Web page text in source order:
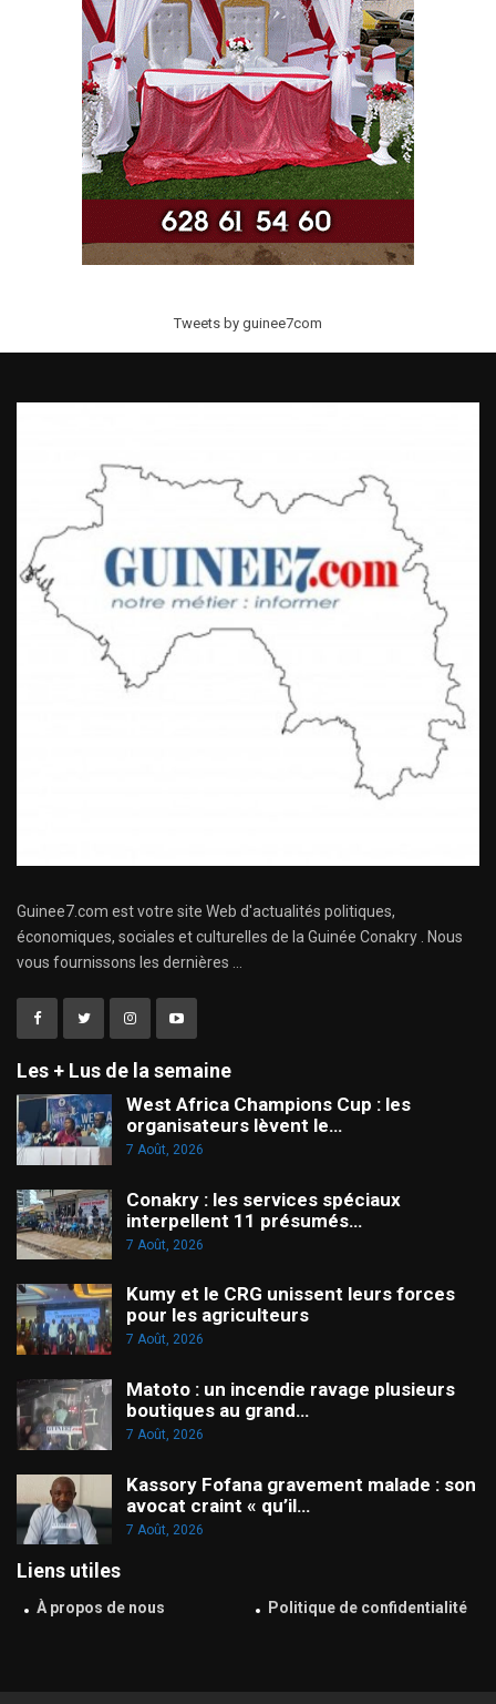
Tweets by guinee7com
Guinee7.com est votre site Web d'actualités politiques,
économiques, sociales et culturelles de la Guinée Conakry . Nous
vous fournissons les dernières ...
Les + Lus de la semaine
West Africa Champions Cup : les
organisateurs lèvent le…
7 Août, 2026
Conakry : les services spéciaux
interpellent 11 présumés…
7 Août, 2026
Kumy et le CRG unissent leurs forces
pour les agriculteurs
7 Août, 2026
Matoto : un incendie ravage plusieurs
boutiques au grand…
7 Août, 2026
Kassory Fofana gravement malade : son
avocat craint « qu’il…
7 Août, 2026
Liens utiles
À propos de nous Politique de confidentialité